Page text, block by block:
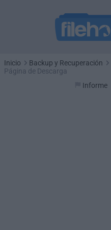
Inicio Backup y Recuperación
Página de Descarga
Informe